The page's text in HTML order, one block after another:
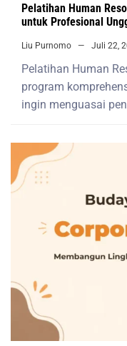
Pelatihan Human
untuk Profesional
Liu Purnomo Juli 22,
Pelatihan Human
program
ingin menguasai